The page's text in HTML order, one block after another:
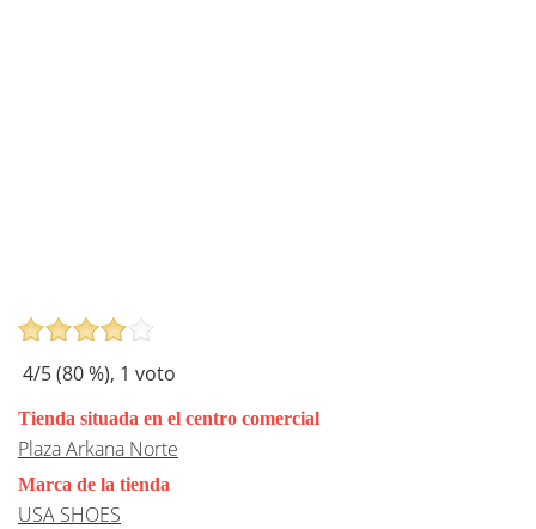
4/5 (80%), 1 voto
Tienda situada en el centro comercial
Plaza Arkana Norte
Marca de la tienda
USA SHOES